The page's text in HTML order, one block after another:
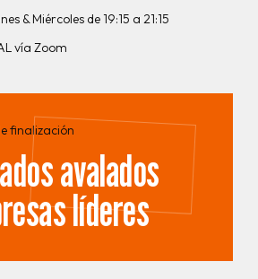
& Miércoles de 19:15 a 21:15
vía Zoom
finalización
avalados
líderes